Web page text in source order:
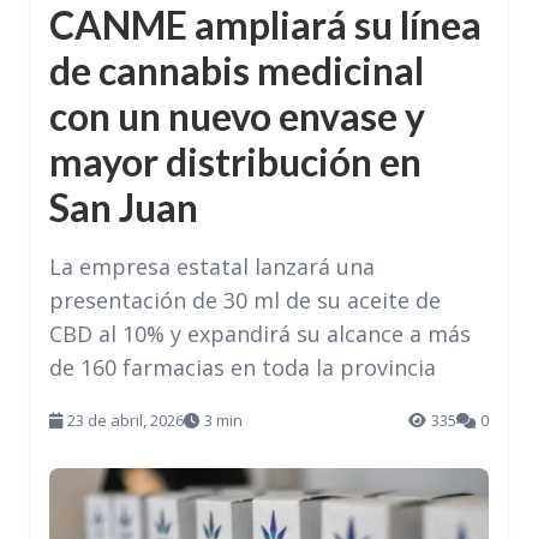
CANME ampliará su línea
de cannabis medicinal
con un nuevo envase y
mayor distribución en
San Juan
La empresa estatal lanzará una
presentación de 30 ml de su aceite de
CBD al 10% y expandirá su alcance a más
de 160 farmacias en toda la provincia
23 de abril, 2026 3 min 335 0